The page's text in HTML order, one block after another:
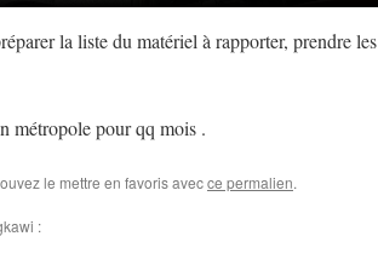
la liste du matériel à rapporter, prendre les
métropole pour qq mois .
le mettre en favoris avecce permalien.
: